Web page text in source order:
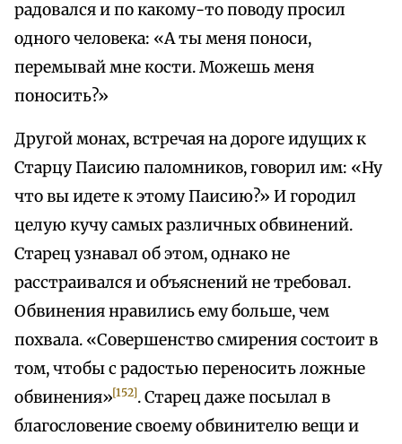
радовался и по какому-то поводу просил
одного человека: «А ты меня поноси,
перемывай мне кости. Можешь меня
поносить?»
Другой монах, встречая на дороге идущих к
Старцу Паисию паломников, говорил им: «Ну
что вы идете к этому Паисию?» И городил
целую кучу самых различных обвинений.
Старец узнавал об этом, однако не
расстраивался и объяснений не требовал.
Обвинения нравились ему больше, чем
похвала. «Совершенство смирения состоит в
том, чтобы с радостью переносить ложные
обвинения»[152]. Старец даже посылал в
благословение своему обвинителю вещи и